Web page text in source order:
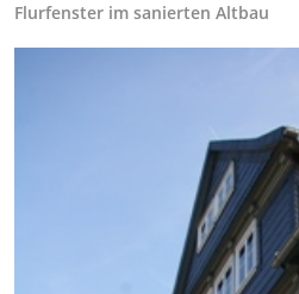
Flurfenster im sanierten Altbau